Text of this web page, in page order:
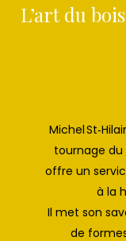
L’art du
Michel
tournage du
offre un
à la
Il met son
de